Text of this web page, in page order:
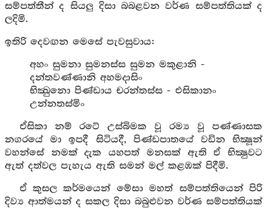
සම්පත්තීන් ද සියලු දිසා බබළවන වර්ණ සම්පත්තියක් ද
ලදිමි.
ඉතිරි දෙවඟන මෙසේ පැවසුවාය:
අහං සුමනා සුමනස්ස සුමන මකුළානි -
දන්තවණ්ණානි අහමදාසිං
භික්‍ඛුනො පිණ්ඩාය චරන්තස්ස - එසිකානං
උන්නතස්මිං
ඒසිකා නම් රටේ උස්බිමක වූ රම්‍ය වූ පණ්ණාසක
නගරයේ මා ඉපදී සිටියදී, පිණ්ඩපාතයේ වඩින භික්‍ෂූන්
වහන්සේ නමක් දැක යහපත් මනසක් ඇති ඒ භික්‍ෂුවට
ඇත් දත්වල පැහැය ඇති සමන් මල් කළඹක් පිදීමි.
ඒ කුසල කර්මයෙන් මේසා මහත් සම්පත්තියෙන් පිරි
දිව්‍ය ආත්මයන් ද සකල දිසා බබුළුවන වර්ණ සම්පත්තියක්